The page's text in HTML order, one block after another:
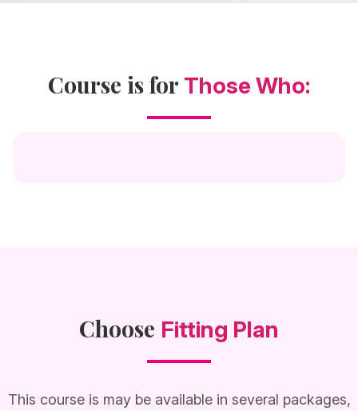
Course is for Those Who:
Choose Fitting Plan
This course is may be available in several packages,